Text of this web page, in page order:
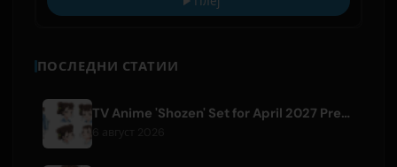
ПОСЛЕДНИ СТАТИИ
TV Anime 'Shozen' Set for April 2027 Premiere on Fuji TV